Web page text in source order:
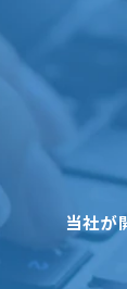
当社が